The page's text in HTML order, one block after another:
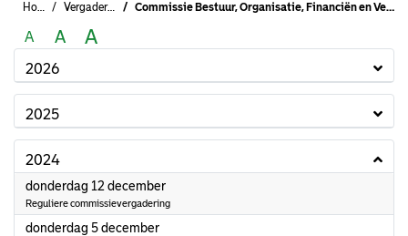
Home Vergaderingen Commissie Bestuur, Organisatie, Financiën en Veiligheid (2022 - 2026)
A A A
2026
2025
2024
donderdag 12 december2024
Reguliere commissievergadering
donderdag 5 december2024